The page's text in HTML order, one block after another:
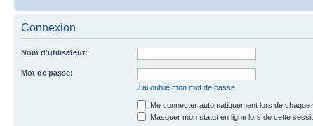
Connexion
Nom d’utilisateur:
Mot de passe:
J’ai oublié mon mot de passe
Me connecter automatiquement lors de chaque
Masquer mon statut en ligne lors de cette